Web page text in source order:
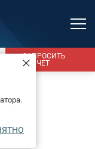
ЗАПРОСИТЬ
РАСЧЕТ